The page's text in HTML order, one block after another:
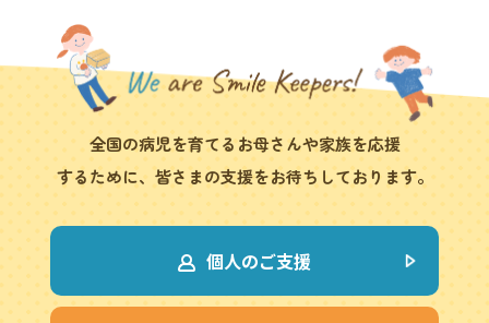
全国の病児を育てるお母さんや家族を応援
するために、皆さまの支援をお待ちしております。
個人のご支援